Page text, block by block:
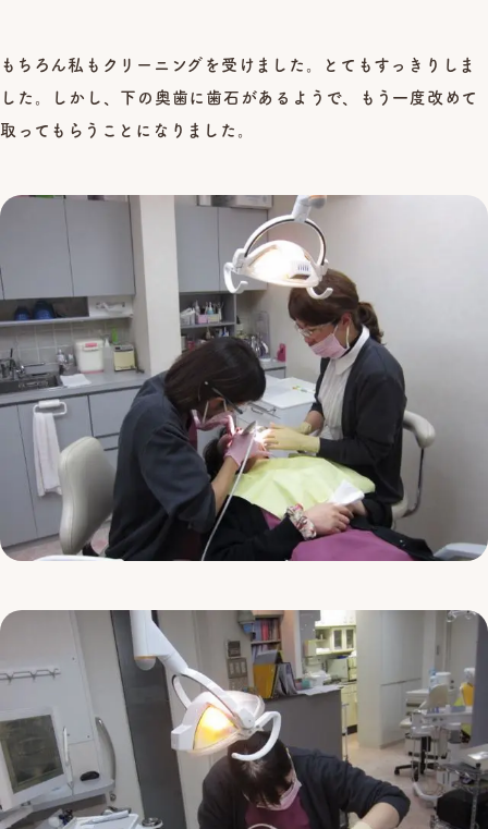
もちろん私もクリーニングを受けました。とてもすっきりしま
した。しかし、下の奥歯に歯石があるようで、もう一度改めて
取ってもらうことになりました。